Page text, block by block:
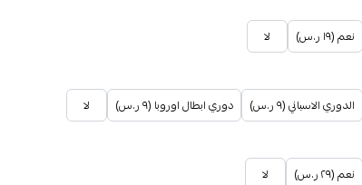
نعم (١٩ ر.س) لا
الدوري الاسباني (٩ ر.س) دوري ابطال اوروبا (٩ ر.س) لا
نعم (٢٩ ر.س) لا